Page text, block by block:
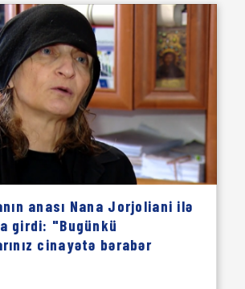
anası Nana Jorjoliani ilə
girdi: "Bugünkü
cinayətə bərabər